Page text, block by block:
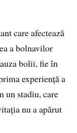
care afectează
a bolnavilor
bolii, fie în
experiență a
un stadiu, care
nu a apărut